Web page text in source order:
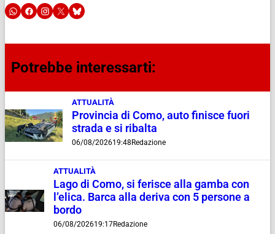
Potrebbe interessarti:
ATTUALITÀ
Provincia di Como, auto finisce fuori
strada e si ribalta
06/08/202619:48 Redazione
ATTUALITÀ
Lago di Como, si ferisce alla gamba con
l’elica. Barca alla deriva con 5 persone a
bordo
06/08/202619:17Redazione